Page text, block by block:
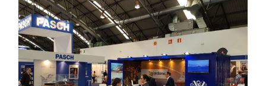
Ingeniero Marino y
colaboradores presentes en